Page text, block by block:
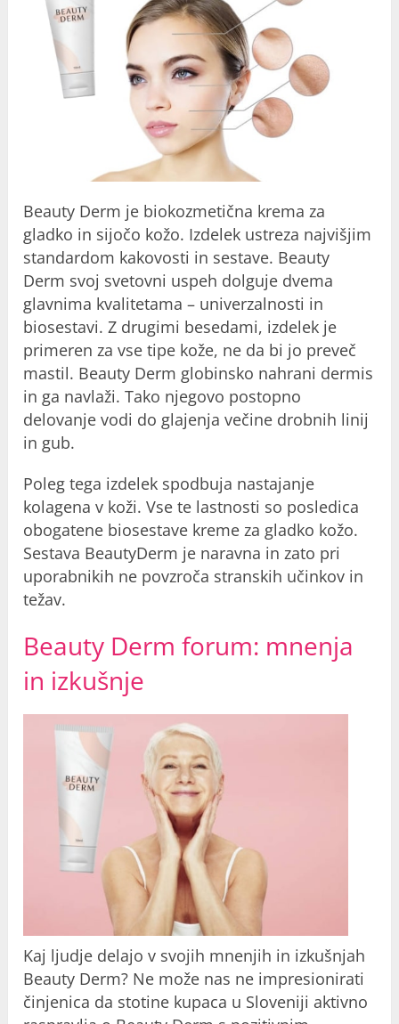
Beauty Derm je biokozmetična krema za
gladko in sijočo kožo. Izdelek ustreza najvišjim
standardom kakovosti in sestave. Beauty
Derm svoj svetovni uspeh dolguje dvema
glavnima kvalitetama – univerzalnosti in
biosestavi. Z drugimi besedami, izdelek je
primeren za vse tipe kože, ne da bi jo preveč
mastil. Beauty Derm globinsko nahrani dermis
in ga navlaži. Tako njegovo postopno
delovanje vodi do glajenja večine drobnih linij
in gub.
Poleg tega izdelek spodbuja nastajanje
kolagena v koži. Vse te lastnosti so posledica
obogatene biosestave kreme za gladko kožo.
Sestava BeautyDerm je naravna in zato pri
uporabnikih ne povzroča stranskih učinkov in
težav.
Beauty Derm forum: mnenja
in izkušnje
Kaj ljudje delajo v svojih mnenjih in izkušnjah
Beauty Derm? Ne može nas ne impresionirati
činjenica da stotine kupaca u Sloveniji aktivno